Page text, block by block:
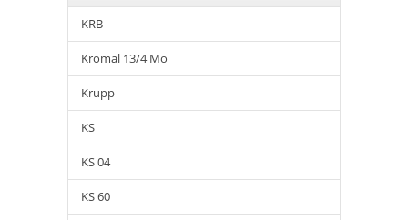
KRB
Kromal 13/4 Mo
Krupp
KS
KS 04
KS 60